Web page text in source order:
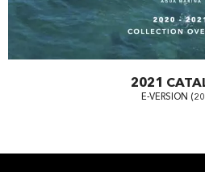
2021
E-VERSION